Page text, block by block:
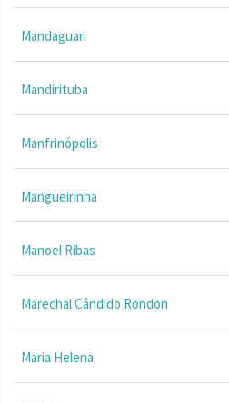
Mandaguari
Mandirituba
Manfrinópolis
Mangueirinha
Manoel Ribas
Marechal Cândido Rondon
Maria Helena